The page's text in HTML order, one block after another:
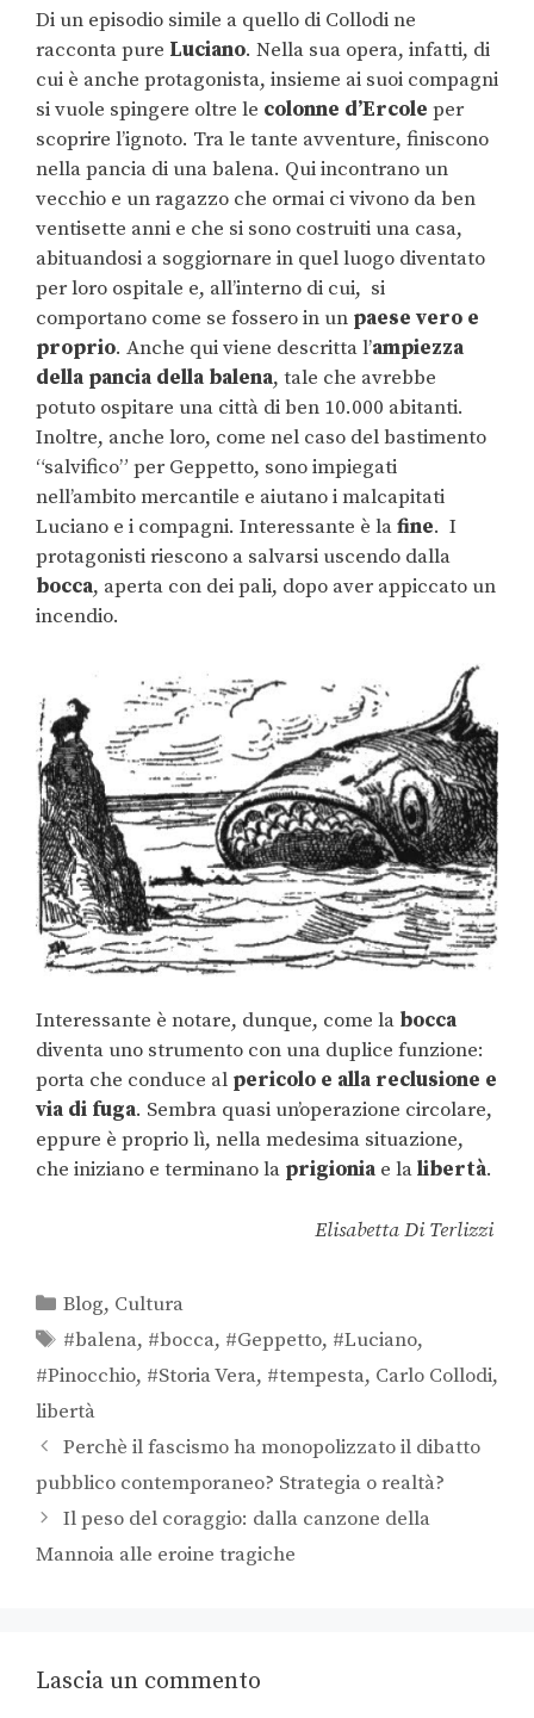
Di un episodio simile a quello di Collodi ne
racconta pure Luciano. Nella sua opera, infatti, di
cui è anche protagonista, insieme ai suoi compagni
si vuole spingere oltre le colonne d’Ercole per
scoprire l’ignoto. Tra le tante avventure, finiscono
nella pancia di una balena. Qui incontrano un
vecchio e un ragazzo che ormai ci vivono da ben
ventisette anni e che si sono costruiti una casa,
abituandosi a soggiornare in quel luogo diventato
per loro ospitale e, all’interno di cui, si
comportano come se fossero in un paese vero e
proprio. Anche qui viene descritta l’ampiezza
della pancia della balena, tale che avrebbe
potuto ospitare una città di ben 10.000 abitanti.
Inoltre, anche loro, come nel caso del bastimento
“salvifico” per Geppetto, sono impiegati
nell’ambito mercantile e aiutano i malcapitati
Luciano e i compagni. Interessante è lafine. I
protagonisti riescono a salvarsi uscendo dalla
bocca, aperta con dei pali, dopo aver appiccato un
incendio.
Interessante è notare, dunque, come la bocca
diventa uno strumento con una duplice funzione:
porta che conduce al pericolo e alla reclusione e
via di fuga. Sembra quasi un’operazione circolare,
eppure è proprio lì, nella medesima situazione,
che iniziano e terminano la prigionia e lalibertà.
Elisabetta Di Terlizzi
Blog, Cultura
#balena, #bocca, #Geppetto, #Luciano,
#Pinocchio, #Storia Vera, #tempesta, Carlo Collodi,
libertà
Perchè il fascismo ha monopolizzato il dibatto
pubblico contemporaneo? Strategia o realtà?
Il peso del coraggio: dalla canzone della
Mannoia alle eroine tragiche
Lascia un commento